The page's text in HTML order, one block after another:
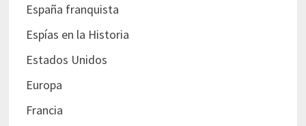
España franquista
Espías en la Historia
Estados Unidos
Europa
Francia